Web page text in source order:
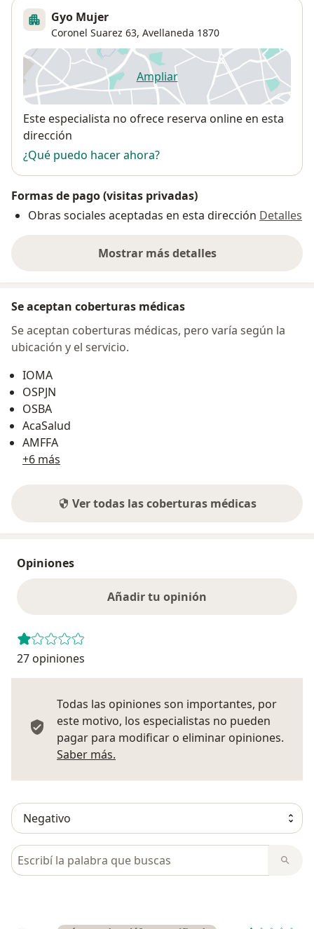
Gyo Mujer
Coronel Suarez 63, Avellaneda 1870
Ampliarse abre en una nueva
Disponibilidad
Este especialista no ofrece reserva online en esta
dirección
¿Qué puedo hacer ahora?
Formas de pago (visitas privadas)
Obras sociales aceptadas en esta dirección Detalles
Mostrar más detalles
sobre la dirección
Se aceptan coberturas médicas
Se aceptan coberturas médicas, pero varía según la
ubicación y el servicio.
IOMA
OSPJN
OSBA
AcaSalud
AMFFA
+6 más
Ver todas las coberturas médicas
Opiniones
Añadir tu opinión
27 opiniones
Todas las opiniones son importantes, por
este motivo, los especialistas no pueden
pagar para modificar o eliminar opiniones.
Saber más.
Busca en opiniones